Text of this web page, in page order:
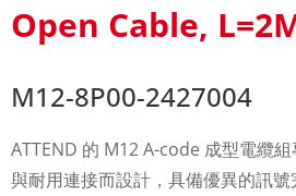
Open Cable,
M12-8P00-2427004
ATTEND 的 M12 A-code 成型電纜
與耐用連接而設計，具備優異的訊